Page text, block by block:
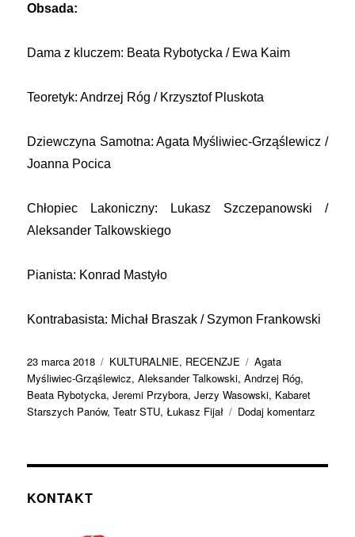
Obsada:
Dama z kluczem: Beata Rybotycka / Ewa Kaim
Teoretyk: Andrzej Róg / Krzysztof Pluskota
Dziewczyna Samotna: Agata Myśliwiec-Grząślewicz /
Joanna Pocica
Chłopiec Lakoniczny: Lukasz Szczepanowski /
Aleksander Talkowskiego
Pianista: Konrad Mastyło
Kontrabasista: Michał Braszak / Szymon Frankowski
Data
publikacji
23 marca 2018 Kategorie
KULTURALNIE, RECENZJE Tagi
Agata
Myśliwiec-Grząślewicz,Aleksander Talkowski,Andrzej Róg,
Beata Rybotycka,Jeremi Przybora,Jerzy Wasowski, Kabaret
Starszych Panów,Teatr STU,Łukasz Fijał Dodaj komentarz
KONTAKT